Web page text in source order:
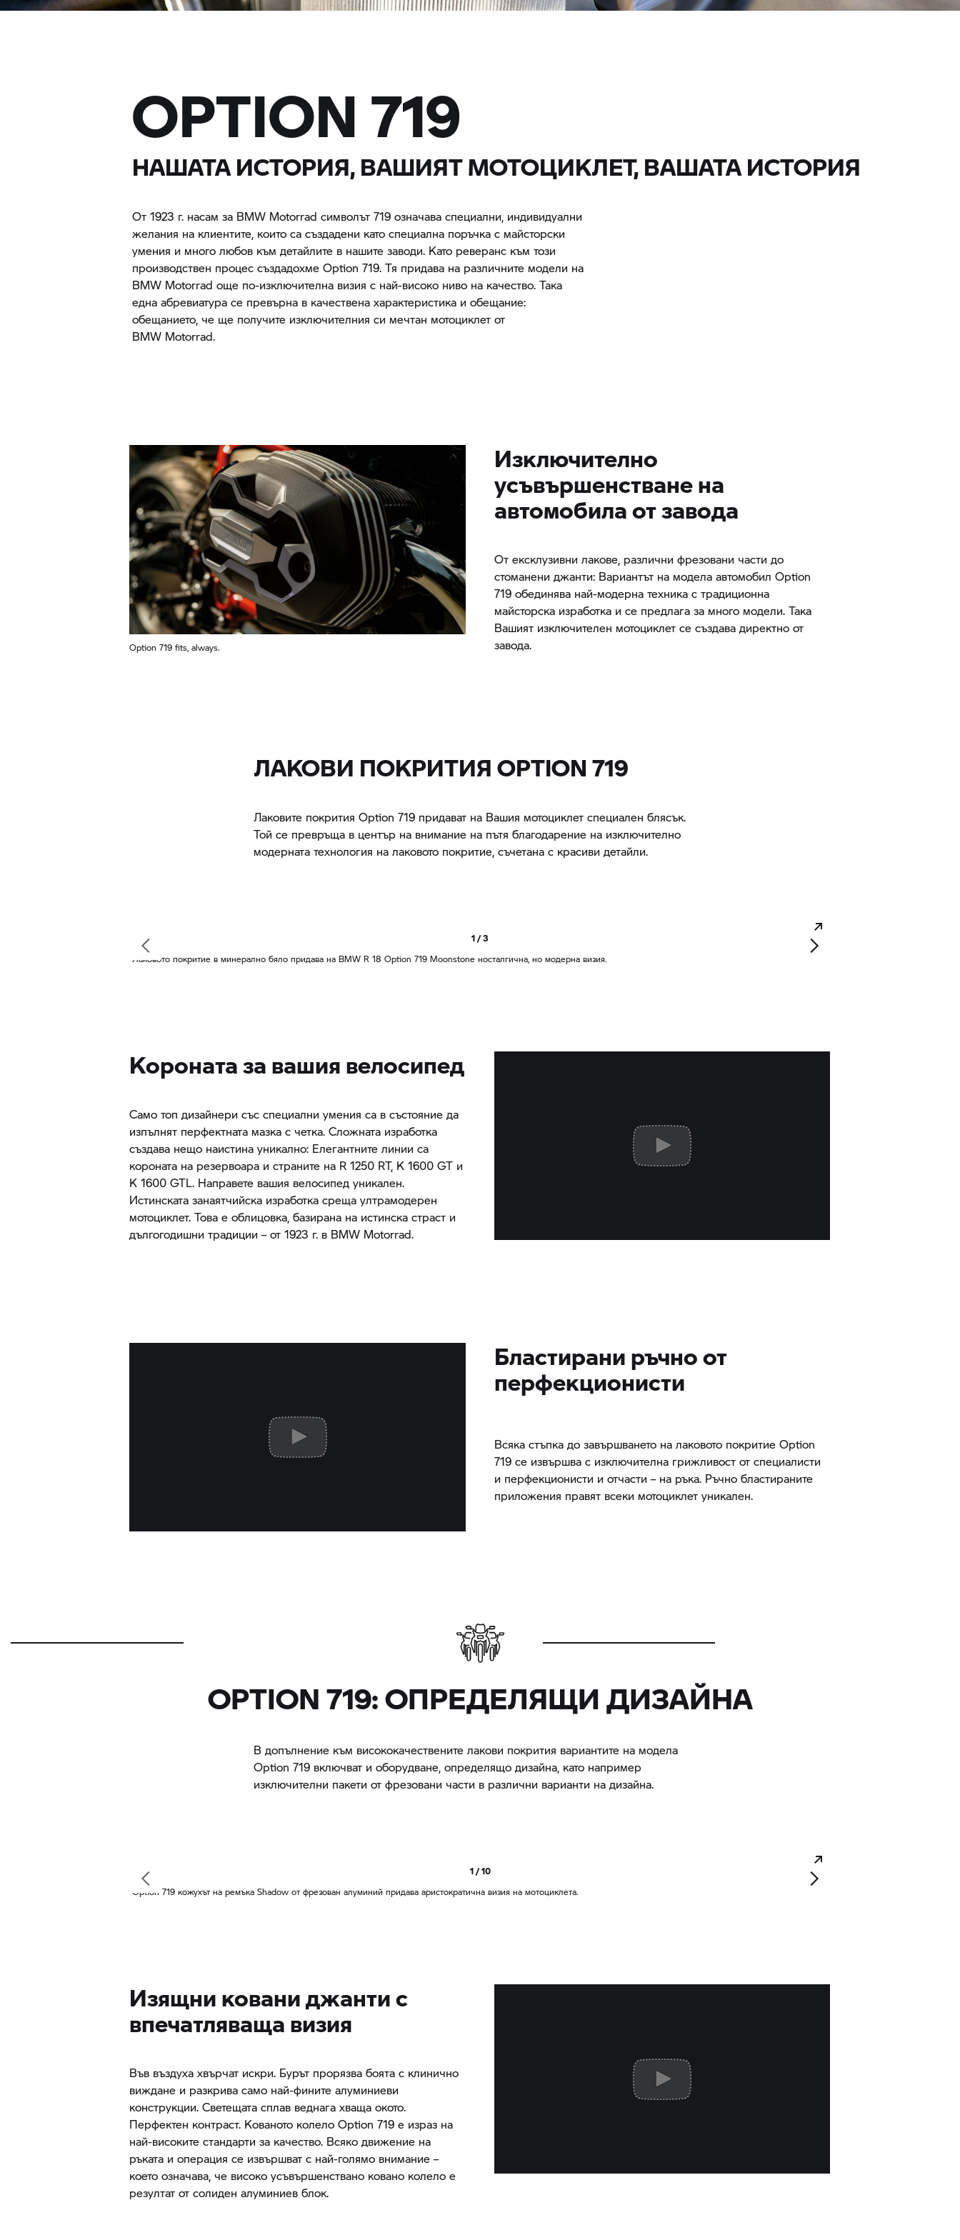
OPTION 719
НАШАТА ИСТОРИЯ, ВАШИЯТ МОТОЦИКЛЕТ, ВАШАТА ИСТОРИЯ
От 1923 г. насам за BMW Motorrad символът 719 означава специални, индивидуални
желания на клиентите, които са създадени като специална поръчка с майсторски
умения и много любов към детайлите в нашите заводи. Като реверанс към този
производствен процес създадохме Option 719. Тя придава на различните модели на
BMW Motorrad още по-изключителна визия с най-високо ниво на качество. Така
една абревиатура се превърна в качествена характеристика и обещание:
обещанието, че ще получите изключителния си мечтан мотоциклет от
BMW Motorrad.
Изключително
усъвършенстване на
автомобила от завода
Option 719 fits, always.
От ексклузивни лакове, различни фрезовани части до
стоманени джанти: Вариантът на модела автомобил Option
719 обединява най-модерна техника с традиционна
майсторска изработка и се предлага за много модели. Така
Вашият изключителен мотоциклет се създава директно от
завода.
ЛАКОВИ ПОКРИТИЯ OPTION 719
Лаковите покрития Option 719 придават на Вашия мотоциклет специален блясък.
Той се превръща в център на внимание на пътя благодарение на изключително
модерната технология на лаковото покритие, съчетана с красиви детайли.
1 / 3
Лаковото покритие в минерално бяло придава на BMW R 18 Option 719 Moonstone носталгична, но модерна визия.
Короната за вашия велосипед
Само топ дизайнери със специални умения са в състояние да
изпълнят перфектната мазка с четка. Сложната изработка
създава нещо наистина уникално: Елегантните линии са
короната на резервоара и страните на R 1250 RT, K 1600 GT и
K 1600 GTL. Направете вашия велосипед уникален.
Истинската занаятчийска изработка среща ултрамодерен
мотоциклет. Това е облицовка, базирана на истинска страст и
дългогодишни традиции – от 1923 г. в BMW Motorrad.
Бластирани ръчно от
перфекционисти
Всяка стъпка до завършването на лаковото покритие Option
719 се извършва с изключителна грижливост от специалисти
и перфекционисти и отчасти – на ръка. Ръчно бластираните
приложения правят всеки мотоциклет уникален.
OPTION 719: ОПРЕДЕЛЯЩИ ДИЗАЙНА
В допълнение към висококачествените лакови покрития вариантите на модела
Option 719 включват и оборудване, определящо дизайна, като например
изключителни пакети от фрезовани части в различни варианти на дизайна.
1 / 10
Option 719 кожухът на ремъка Shadow от фрезован алуминий придава аристократична визия на мотоциклета.
Изящни ковани джанти с
впечатляваща визия
Във въздуха хвърчат искри. Бурът прорязва боята с клинично
виждане и разкрива само най-фините алуминиеви
конструкции. Светещата сплав веднага хваща окото.
Перфектен контраст. Кованото колело Option 719 е израз на
най-високите стандарти за качество. Всяко движение на
ръката и операция се извършват с най-голямо внимание –
което означава, че високо усъвършенствано ковано колело е
резултат от солиден алуминиев блок.